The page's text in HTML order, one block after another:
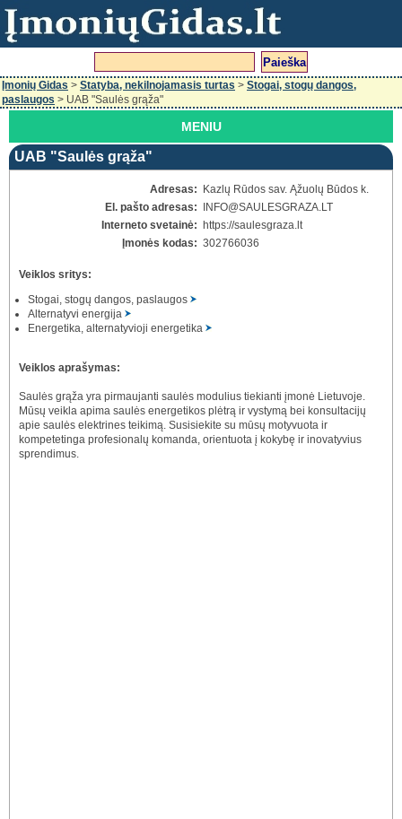
Įmonių Gidas > Statyba, nekilnojamasis turtas > Stogai, stogų dangos,
paslaugos > UAB "Saulės grąža"
MENIU
UAB "Saulės grąža"
Adresas:
Kazlų Rūdos sav. Ąžuolų Būdos k.
El. pašto adresas:
INFO@SAULESGRAZA.LT
Interneto svetainė:
https://saulesgraza.lt
Įmonės kodas: 302766036
Veiklos sritys:
Stogai, stogų dangos, paslaugos
Alternatyvi energija
Energetika, alternatyvioji energetika
Veiklos aprašymas:
Saulės grąža yra pirmaujanti saulės modulius tiekianti įmonė Lietuvoje.
Mūsų veikla apima saulės energetikos plėtrą ir vystymą bei konsultacijų
apie saulės elektrines teikimą. Susisiekite su mūsų motyvuota ir
kompetetinga profesionalų komanda, orientuota į kokybę ir inovatyvius
sprendimus.